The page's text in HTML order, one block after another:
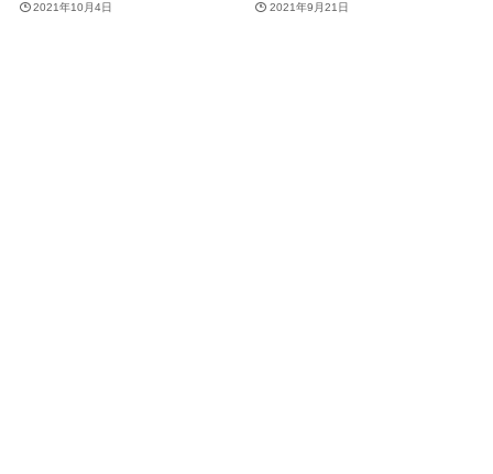
2021年10月4日 2021年9月21日